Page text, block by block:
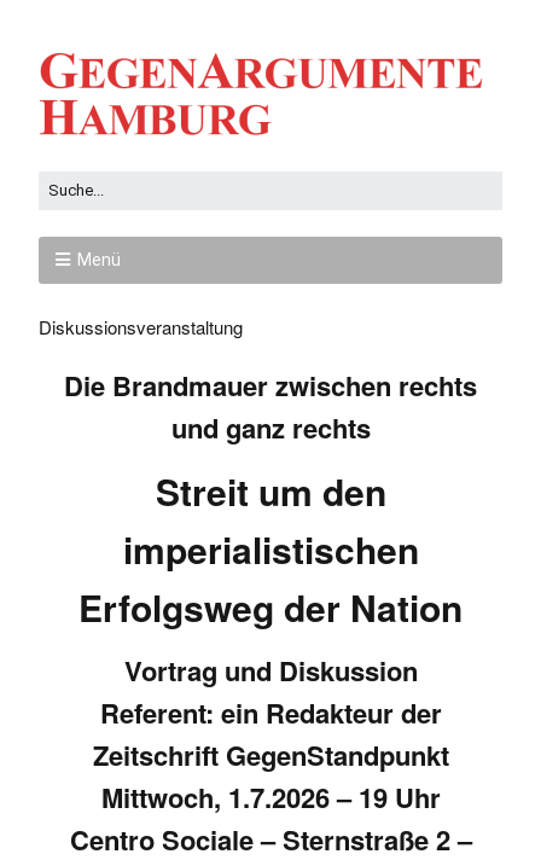
Menü
Diskussionsveranstaltung
Die Brandmauer zwischen rechts
und ganz rechts
Streit um den
imperialistischen
Erfolgsweg der Nation
Vortrag und Diskussion
Referent: ein Redakteur der
Zeitschrift GegenStandpunkt
Mittwoch, 1.7.2026 – 19 Uhr
Centro Sociale – Sternstraße 2 –